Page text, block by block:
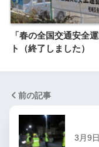
「春の全国交通安全
ト（終了しました）
前の記事
3月9